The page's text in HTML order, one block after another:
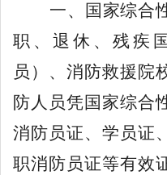
一、
国家综合
职、退休、残疾
员）、 消防救援院
防人员凭国家综合
消防员证、学员证
职消防员证等有效